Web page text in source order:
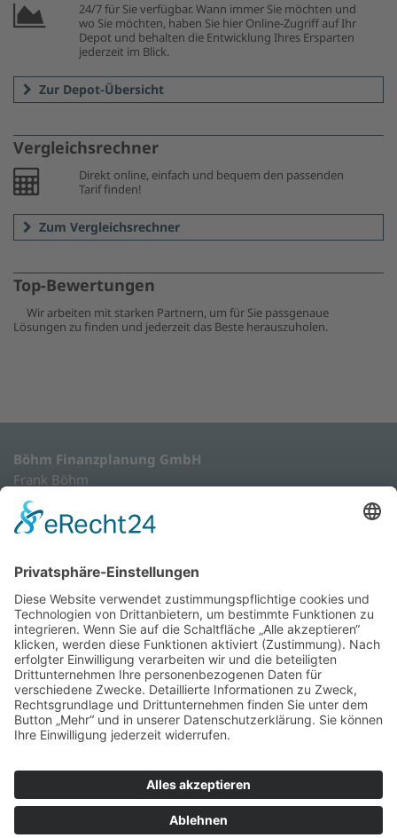
24/7 für Sie verfügbar. Wann immer Sie möchten und
wo Sie möchten, haben Sie hier Online-Zugriff auf Ihr
Depot und behalten die Entwicklung Ihres Ersparten
jederzeit im Blick.
Zur Depot-Übersicht
Vergleichsrechner
Direkt online, einfach und bequem den passenden
Tarif finden!
Zum Vergleichsrechner
Top-Bewertungen
Wir arbeiten mit starken Partnern, um für Sie passgenaue
Lösungen zu finden und jederzeit das Beste herauszuholen.
Böhm Finanzplanung GmbH
Frank Böhm
Speicker Straße 9 - 13
41061 Mönchengladbach
info@boehm-finanzplanung.de
Impressum
Datenschutz
Erstinformation
ESG-Informationen
Besuchen Sie uns auf LinkedIn
Anlagevermittlung von Finanzinstrumenten gem. § 2 Abs. 2
Nr. 3 und 4 WpIG ausschließlich für Rechnung und unter der
Haftung der BfV Bank für Vermögen AG tätig.